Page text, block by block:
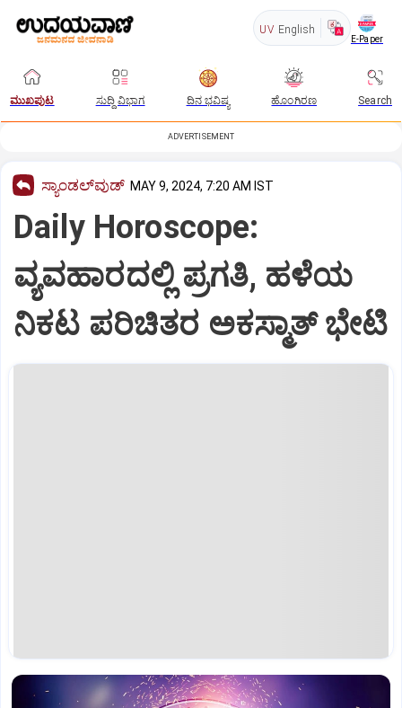
UV English
E-Paper
ಮುಖಪುಟ ಸುದ್ದಿ ವಿಭಾಗ ದಿನ ಭವಿಷ್ಯ ಹೊಂಗಿರಣ Search
ADVERTISEMENT
ಸ್ಯಾಂಡಲ್‌ವುಡ್‌ MAY 9, 2024, 7:20 AM IST
Daily Horoscope:
ವ್ಯವಹಾರದಲ್ಲಿ ಪ್ರಗತಿ, ಹಳೆಯ
ನಿಕಟ ಪರಿಚಿತರ ಅಕಸ್ಮಾತ್‌ ಭೇಟಿ